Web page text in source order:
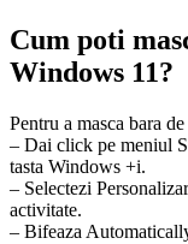
Cum poti
Windows 11?
Pentru a masca bara
– Dai click pe meniul
tasta Windows +i.
– Selectezi
activitate.
– Bifeaza